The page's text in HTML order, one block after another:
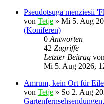
Pseudotsuga menziesii
von Tetje » Mi 5. Aug
(Koniferen)
0 Antworten
42 Zugriffe
Letzter Beitrag von
Mi 5. Aug 2026,
Amrum, kein Ort für
von Tetje » So 2. Aug